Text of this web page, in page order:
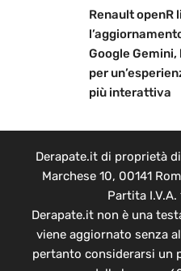
Renault openR
Google Gemini,
per
più interattiva
Derapate.it di proprietà
Marchese 10, 00141
Partita I.V.A.
Derapate.it non è una
viene aggiornato senza
pertanto considerarsi un